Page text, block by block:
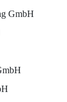
GmbH